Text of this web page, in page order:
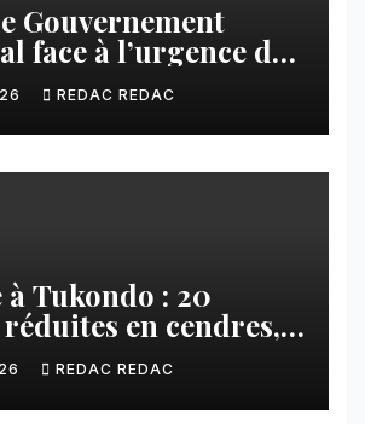
Gouvernement
face à l’urgence des
menacent la cité
REDAC REDAC
Tukondo : 20
en cendres,
familles sans abri
REDAC REDAC